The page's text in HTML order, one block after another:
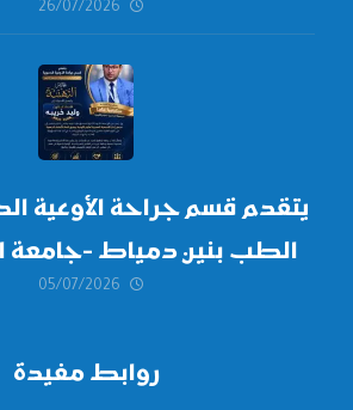
العليا لدورة
أكتوبر 2026،
26/07/2026
يتقدم قسم جراحة الأوعية
التهنئة وأصدق الأمنيات
05/07/2026
روابط مفيدة